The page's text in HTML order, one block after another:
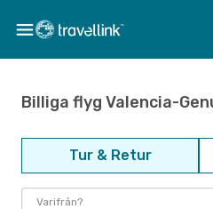
Billiga flyg Valencia-
Tur & Retur
Varifrån?